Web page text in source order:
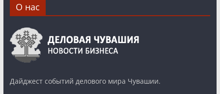
О нас
Дайджест событий делового мира Чувашии.